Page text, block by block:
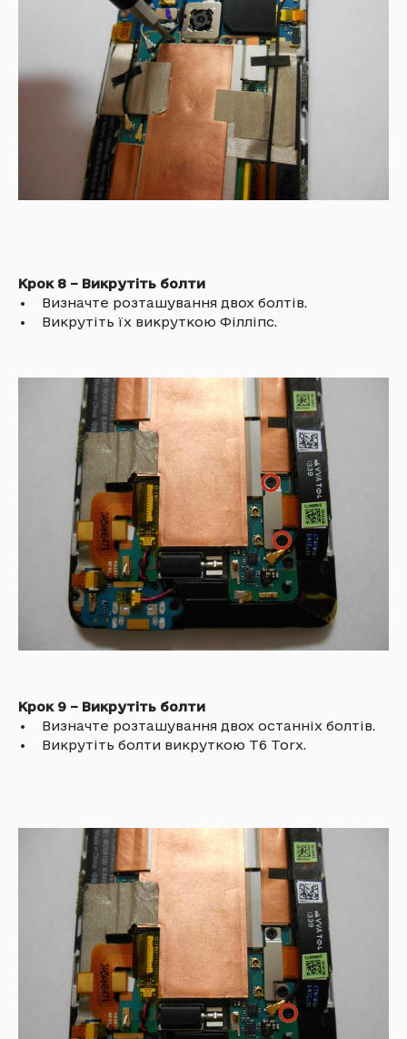
Крок 8 – Викрутіть болти
• Визначте розташування двох болтів.
• Викрутіть їх викруткою Філліпс.
Крок 9 – Викрутіть болти
• Визначте розташування двох останніх болтів.
• Викрутіть болти викруткою T6 Torx.